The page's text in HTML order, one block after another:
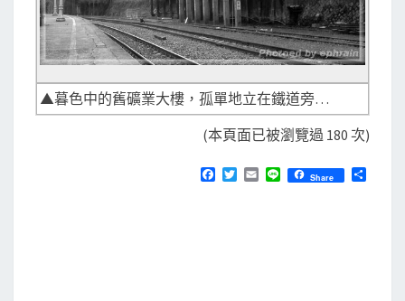
▲暮色中的舊礦業大樓，孤單地立在鐵道旁…
(本頁面已被瀏覽過 180 次)
E
Share